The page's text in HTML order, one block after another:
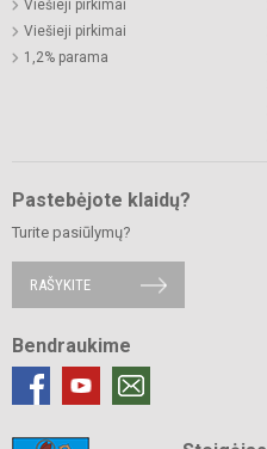
Viešieji pirkimai
Viešieji pirkimai
1,2% parama
Pastebėjote klaidų?
Turite pasiūlymų?
RAŠYKITE
Bendraukime